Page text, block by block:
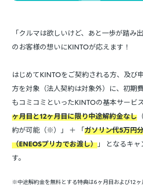
「クルマは欲しいけど、あと一歩が踏み
のお客様の想いにKINTOが応えます！
はじめてKINTOをご契約される方、及び
方を対象（法人契約は対象外）に、初期
もコミコミといったKINTOの基本サービ
ヶ月目と12ヶ月目に限り中途解約金なし
約が可能（※）」 ＋ 「ガソリン代5万円
（ENEOSプリカでお渡し） 」 となるキ
す。
※中途解約金を無料とする特典は6ヶ月目および12